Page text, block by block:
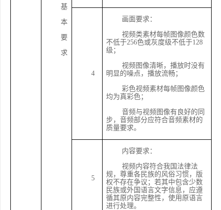
基
本
要
求
4
画面要求：
视频类素材每帧图像颜色数
不低于256色或灰度级不低于128
级；
视频图像清晰，播放时没有
明显的噪点，播放流畅；
彩色视频素材每帧图像颜色
均为真彩色；
音频与视频图像有良好的同
步，音频部分应符合音频素材的
质量要求。
5
内容要求：
视频内容符合我国法律法
规，尊重各民族的风俗习惯，版
权不存在争议；若其中包含少数
民族或外国语言文字信息，应遵
循其原内容完整性，使用原语言
进行处理。